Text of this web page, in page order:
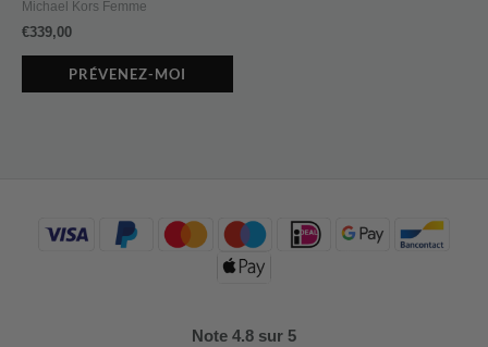
Michael Kors Femme
€339,00
PRÉVENEZ-MOI
Note 4.8 sur 5